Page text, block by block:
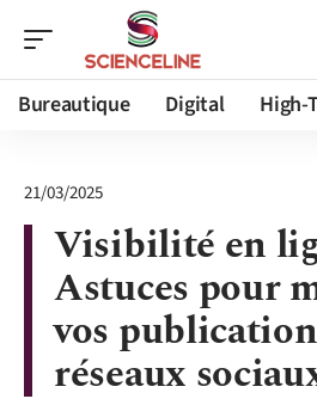
Bureautique Digital High-
21/03/2025
Visibilité en
Astuces pour
vos
réseaux